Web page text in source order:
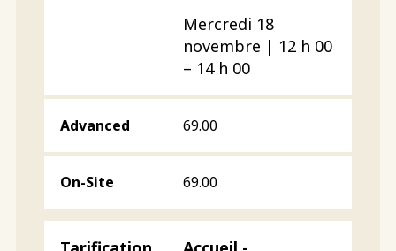
Mercredi 18
novembre | 12 h 00
– 14 h 00
69.00
69.00